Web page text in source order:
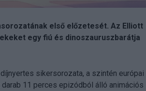
első előzetesét. Az Elliott
egy fiú és dinoszauruszbarátja
sikersorozata, a szintén európai
11 perces epizódból álló animációs